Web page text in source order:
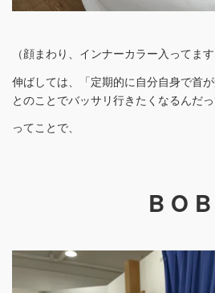
（顔まわり、インナーカラー入ってます
伸ばしては、「定期的に自分自身で首
とのことでバッサリ行きたくなるんだ
ってことで、
B O B